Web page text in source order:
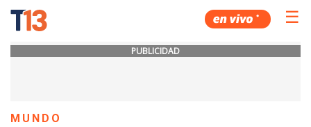
☰
PUBLICIDAD
MUNDO